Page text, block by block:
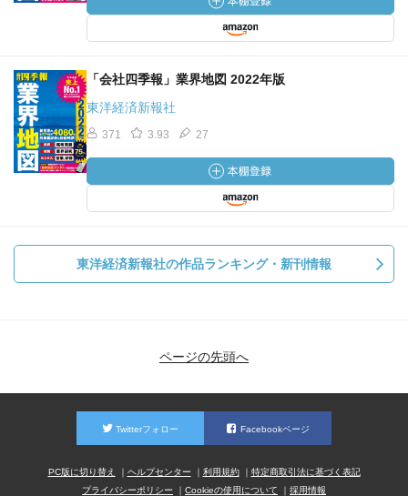
「会社四季報」業界地図 2022年版
東洋経済新報社
371 3.93 27
東洋経済新報社の作品ランキング・新刊情報
ページの先頭へ
Twitterフォロー Facebookページ
PC版に切り替え ヘルプセンター 利用規約
特定商取引法に基づく表記
プライバシーポリシー
Cookieの使用について 採用情報